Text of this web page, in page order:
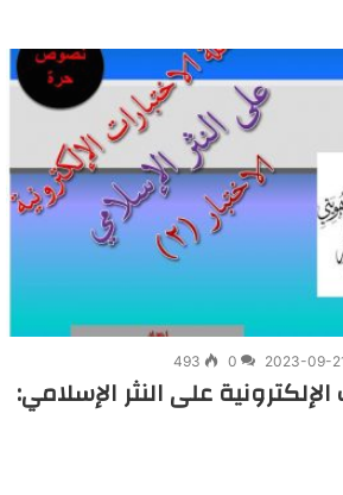
2023-09-
0
493
على النثر الإسلامي: